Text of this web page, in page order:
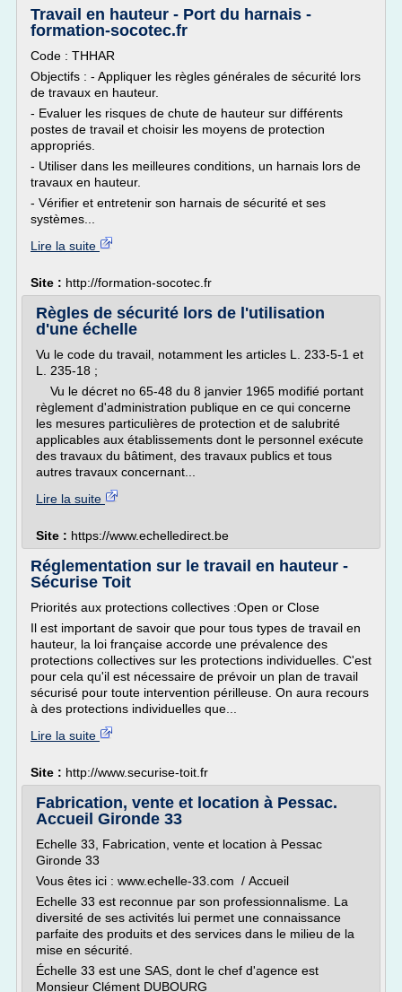
Travail en hauteur - Port du harnais -
formation-socotec.fr
Code : THHAR
Objectifs : - Appliquer les règles générales de sécurité lors
de travaux en hauteur.
- Evaluer les risques de chute de hauteur sur différents
postes de travail et choisir les moyens de protection
appropriés.
- Utiliser dans les meilleures conditions, un harnais lors de
travaux en hauteur.
- Vérifier et entretenir son harnais de sécurité et ses
systèmes...
Lire la suite
Site : http://formation-socotec.fr
Règles de sécurité lors de l'utilisation
d'une échelle
Vu le code du travail, notamment les articles L. 233-5-1 et
L. 235-18 ;
Vu le décret no 65-48 du 8 janvier 1965 modifié portant
règlement d'administration publique en ce qui concerne
les mesures particulières de protection et de salubrité
applicables aux établissements dont le personnel exécute
des travaux du bâtiment, des travaux publics et tous
autres travaux concernant...
Lire la suite
Site : https://www.echelledirect.be
Réglementation sur le travail en hauteur -
Sécurise Toit
Priorités aux protections collectives :Open or Close
Il est important de savoir que pour tous types de travail en
hauteur, la loi française accorde une prévalence des
protections collectives sur les protections individuelles. C'est
pour cela qu'il est nécessaire de prévoir un plan de travail
sécurisé pour toute intervention périlleuse. On aura recours
à des protections individuelles que...
Lire la suite
Site : http://www.securise-toit.fr
Fabrication, vente et location à Pessac.
Accueil Gironde 33
Echelle 33, Fabrication, vente et location à Pessac
Gironde 33
Vous êtes ici : www.echelle-33.com / Accueil
Echelle 33 est reconnue par son professionnalisme. La
diversité de ses activités lui permet une connaissance
parfaite des produits et des services dans le milieu de la
mise en sécurité.
Échelle 33 est une SAS, dont le chef d'agence est
Monsieur Clément DUBOURG